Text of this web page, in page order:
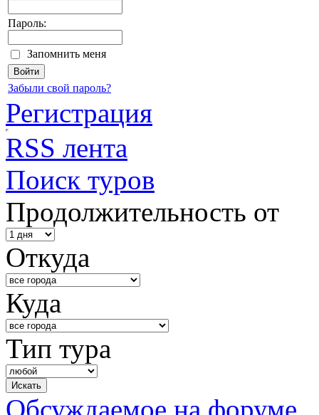
Пароль:
Запомнить меня
Забыли свой пароль?
Регистрация
RSS лента
Поиск туров
Продолжительность от
Откуда
Куда
Тип тура
Обсуждаемое на форуме